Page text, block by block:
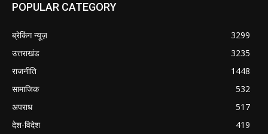
POPULAR CATEGORY
ब्रेकिंग न्यूज़
3299
उत्तराखंड
3235
राजनीति
1448
सामाजिक
532
अपराध
517
देश-विदेश
419